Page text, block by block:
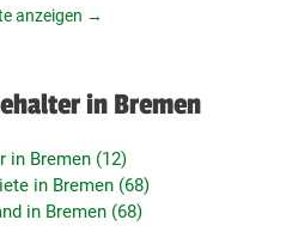
anzeigen →
in Bremen
Bremen (12)
in Bremen (68)
in Bremen (68)